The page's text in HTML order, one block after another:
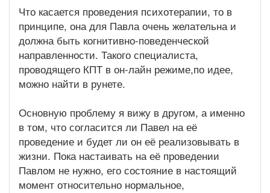
Что касается проведения психотерапии, то в
принципе, она для Павла очень желательна и
должна быть когнитивно-поведенческой
направленности. Такого специалиста,
проводящего КПТ в он-лайн режиме,по идее,
можно найти в рунете.
Основную проблему я вижу в другом, а именно
в том, что согласится ли Павел на её
проведение и будет ли он её реализовывать в
жизни. Пока настаивать на её проведении
Павлом не нужно, его состояние в настоящий
момент относительно нормальное,